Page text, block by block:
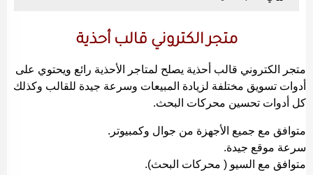
متجر الكتروني قالب أحذية
متجر الكتروني قالب أحذية يصلح لمتاجر الأحذية رائع ويحتوي على
أدوات تسويق مختلفة لزيادة المبيعات وسرعة جيدة للقالب وكذلك
كل أدوات تحسين محركات البحث.
متوافق مع جميع الأجهزة من جوال وكمبيوتر.
سرعة موقع جيدة.
متوافق مع السيو ( محركات البحث).